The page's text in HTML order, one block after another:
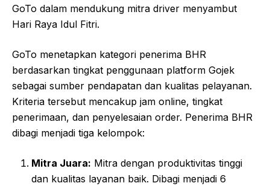
GoTo dalam mendukung mitra driver menyambut
Hari Raya Idul Fitri.
GoTo menetapkan kategori penerima BHR
berdasarkan tingkat penggunaan platform Gojek
sebagai sumber pendapatan dan kualitas pelayanan.
Kriteria tersebut mencakup jam online, tingkat
penerimaan, dan penyelesaian order. Penerima BHR
dibagi menjadi tiga kelompok:
Mitra Juara: Mitra dengan produktivitas tinggi
dan kualitas layanan baik. Dibagi menjadi 6